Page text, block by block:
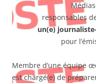
responsables
un(e)
pour
Membre d’une équipe
est chargé(e) de